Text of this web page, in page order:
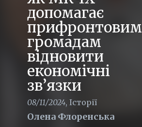
допомагає
прифронтовим
громадам
відновити
економічні
зв’язки
08/11/2024, Історії
Олена Флоренська